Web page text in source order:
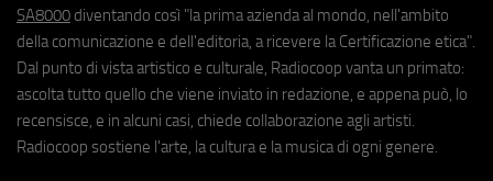
SA8000 diventando così "la prima azienda al mondo, nell'ambito
della comunicazione e dell'editoria, a ricevere la Certificazione etica".
Dal punto di vista artistico e culturale, Radiocoop vanta un primato:
ascolta tutto quello che viene inviato in redazione, e appena può, lo
recensisce, e in alcuni casi, chiede collaborazione agli artisti.
Radiocoop sostiene l'arte, la cultura e la musica di ogni genere.